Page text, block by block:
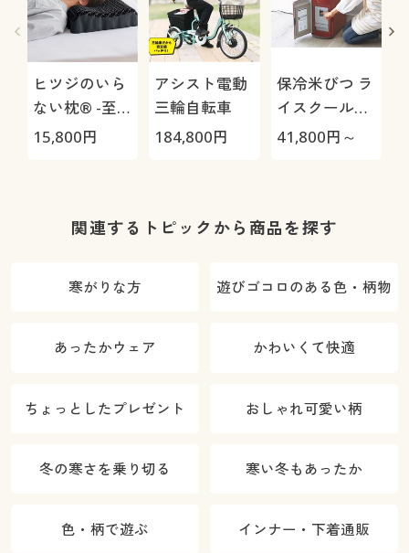
ヒツジのいら
ない枕® -至
極-
15,800円
アシスト電動
三輪自転車
184,800円
保冷米びつ ラ
イスクール
HRC-
41,800円～
関連するトピックから商品を探す
寒がりな方 遊びゴコロのある色・柄物
あったかウェア かわいくて快適
ちょっとしたプレゼント おしゃれ可愛い柄
冬の寒さを乗り切る 寒い冬もあったか
色・柄で遊ぶ インナー・下着通販